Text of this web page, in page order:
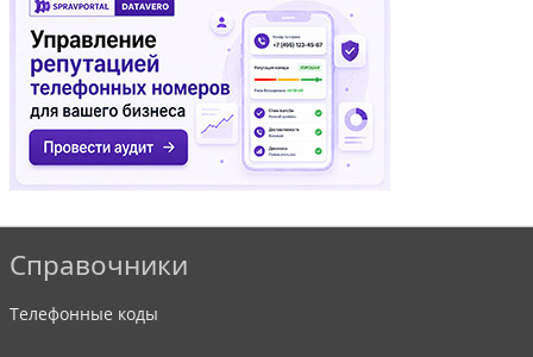
Справочники
Телефонные коды